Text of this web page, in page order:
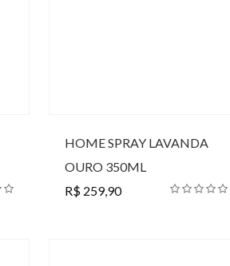
HOME SPRAY LAVANDA
OURO 350ML
R$ 259,90